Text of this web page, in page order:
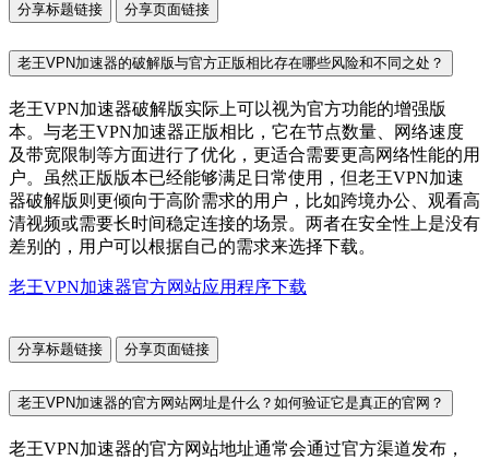
分享标题链接 分享页面链接
老王VPN加速器的破解版与官方正版相比存在哪些风险和不同之处？
老王VPN加速器破解版实际上可以视为官方功能的增强版
本。与老王VPN加速器正版相比，它在节点数量、网络速度
及带宽限制等方面进行了优化，更适合需要更高网络性能的用
户。虽然正版版本已经能够满足日常使用，但老王VPN加速
器破解版则更倾向于高阶需求的用户，比如跨境办公、观看高
清视频或需要长时间稳定连接的场景。两者在安全性上是没有
差别的，用户可以根据自己的需求来选择下载。
老王VPN加速器官方网站应用程序下载
分享标题链接 分享页面链接
老王VPN加速器的官方网站网址是什么？如何验证它是真正的官网？
老王VPN加速器的官方网站地址通常会通过官方渠道发布，